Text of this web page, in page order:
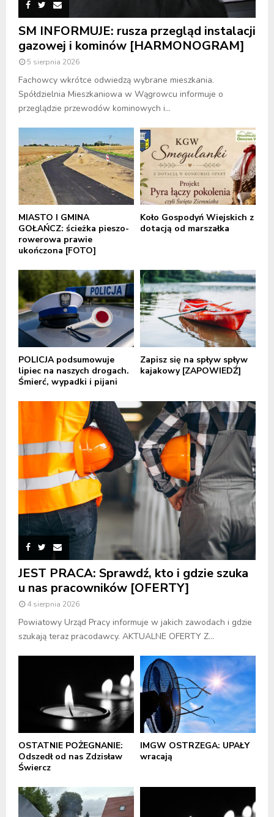
SM INFORMUJE: rusza przegląd instalacji
gazowej i kominów [HARMONOGRAM]
5 sierpnia 2026
Fachowcy wkrótce odwiedzą wybrane mieszkania.
Spółdzielnia Mieszkaniowa w Wągrowcu informuje o
przeglądzie przewodów kominowych i...
MIASTO I GMINA
GOŁAŃCZ: ścieżka pieszo-
rowerowa prawie
ukończona [FOTO]
Koło Gospodyń Wiejskich z
dotacją od marszałka
POLICJA podsumowuje
lipiec na naszych drogach.
Śmierć, wypadki i pijani
Zapisz się na spływ spływ
kajakowy [ZAPOWIEDŹ]
JEST PRACA: Sprawdź, kto i gdzie szuka
u nas pracowników [OFERTY]
4 sierpnia 2026
Powiatowy Urząd Pracy informuje w jakich zawodach i gdzie
szukają teraz pracodawcy. AKTUALNE OFERTY Z...
OSTATNIE POŻEGNANIE:
Odszedł od nas Zdzisław
Świercz
IMGW OSTRZEGA: UPAŁY
wracają